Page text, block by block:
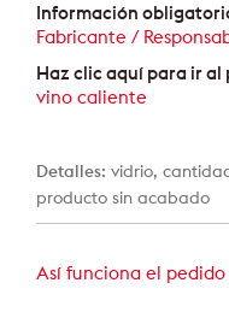
Información
Fabricante /
Haz clic aquí para ir
vino caliente
Detalles: vidrio,
producto sin acabado
Así funciona el pedido